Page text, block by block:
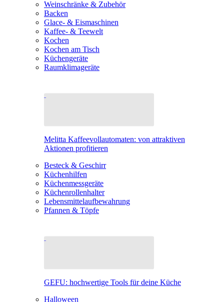
Weinschränke & Zubehör
Backen
Glace- & Eismaschinen
Kaffee- & Teewelt
Kochen
Kochen am Tisch
Küchengeräte
Raumklimageräte
Melitta Kaffeevollautomaten: von attraktiven
Aktionen profitieren
Besteck & Geschirr
Küchenhilfen
Küchenmessgeräte
Küchenrollenhalter
Lebensmittelaufbewahrung
Pfannen & Töpfe
GEFU: hochwertige Tools für deine Küche
Halloween